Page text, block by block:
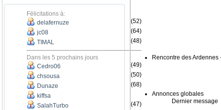
Félicitations à:
delafernuze
(52)
jc08
(64)
TIMAL
(48)
Dans les 5 prochains jours
Cedro06
(49)
chsousa
(50)
Dunaze
(68)
kiffsa
SalahTurbo
(47)
Rencontre des
Annonces globales
Dernier message